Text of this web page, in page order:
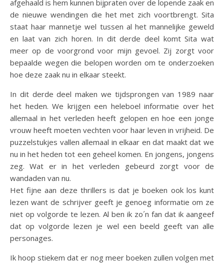
afgehaald is hem kunnen bijpraten over de lopende zaak en
de nieuwe wendingen die het met zich voortbrengt. Sita
staat haar mannetje wel tussen al het mannelijke geweld
en laat van zich horen. In dit derde deel komt Sita wat
meer op de voorgrond voor mijn gevoel. Zij zorgt voor
bepaalde wegen die belopen worden om te onderzoeken
hoe deze zaak nu in elkaar steekt.
In dit derde deel maken we tijdsprongen van 1989 naar
het heden. We krijgen een heleboel informatie over het
allemaal in het verleden heeft gelopen en hoe een jonge
vrouw heeft moeten vechten voor haar leven in vrijheid. De
puzzelstukjes vallen allemaal in elkaar en dat maakt dat we
nu in het heden tot een geheel komen. En jongens, jongens
zeg. Wat er in het verleden gebeurd zorgt voor de
wandaden van nu.
Het fijne aan deze thrillers is dat je boeken ook los kunt
lezen want de schrijver geeft je genoeg informatie om ze
niet op volgorde te lezen. Al ben ik zo´n fan dat ik aangeef
dat op volgorde lezen je wel een beeld geeft van alle
personages.
Ik hoop stiekem dat er nog meer boeken zullen volgen met